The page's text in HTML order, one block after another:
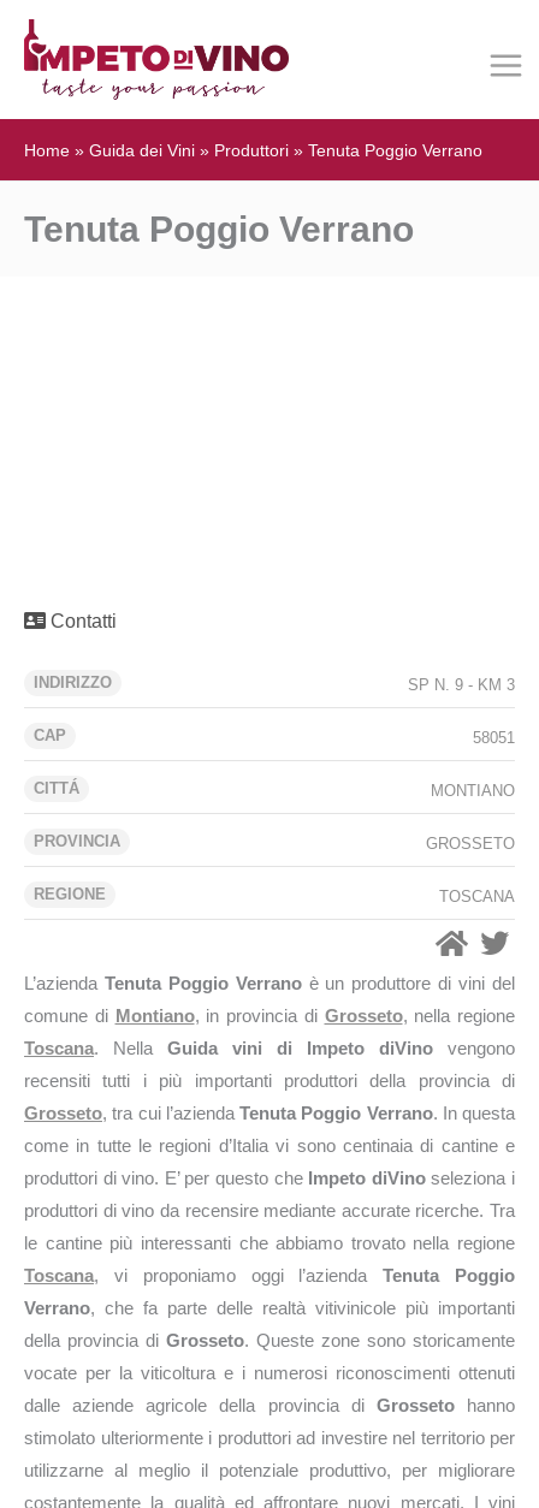
Home » Guida dei Vini » Produttori » Tenuta Poggio Verrano
Tenuta Poggio Verrano
Contatti
INDIRIZZO SP N. 9 - KM 3
CAP 58051
CITTÁ MONTIANO
PROVINCIA GROSSETO
REGIONE TOSCANA
L’azienda Tenuta Poggio Verrano è un produttore di vini del
comune di Montiano, in provincia di Grosseto, nella regione
Toscana. Nella Guida vini di Impeto diVino vengono
recensiti tutti i più importanti produttori della provincia di
Grosseto, tra cui l’azienda Tenuta Poggio Verrano. In questa
come in tutte le regioni d’Italia vi sono centinaia di cantine e
produttori di vino. E’ per questo che Impeto diVinoseleziona i
produttori di vino da recensire mediante accurate ricerche. Tra
le cantine più interessanti che abbiamo trovato nella regione
Toscana, vi proponiamo oggi l’aziendaTenuta Poggio
Verrano, che fa parte delle realtà vitivinicole più importanti
della provincia di Grosseto. Queste zone sono storicamente
vocate per la viticoltura e i numerosi riconoscimenti ottenuti
dalle aziende agricole della provincia di Grossetohanno
stimolato ulteriormente i produttori ad investire nel territorio per
utilizzarne al meglio il potenziale produttivo, per migliorare
costantemente la qualità ed affrontare nuovi mercati. I vini